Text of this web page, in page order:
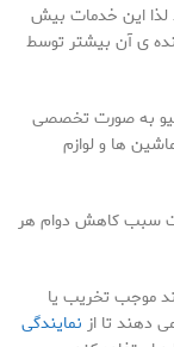
لذا این خدمات بیش
ی آن بیشتر توسط
به صورت تخصصی
ها و لوازم
سبب کاهش دوام هر
موجب تخریب یا
دهند تا از نمایندگی